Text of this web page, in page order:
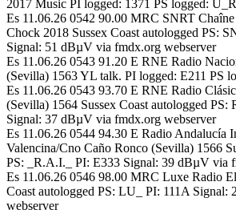
2017 Music PI logged: 1371 PS logged:
Es 11.06.26 0542 90.00 MRC SNRT
Chock 2018 Sussex Coast autologged PS:
Signal: 51 dBµV via fmdx.org webserver
Es 11.06.26 0543 91.20 E RNE Radio
(Sevilla) 1563 YL talk. PI logged: E211 PS
Es 11.06.26 0543 93.70 E RNE Radio
(Sevilla) 1564 Sussex Coast autologged
Signal: 37 dBµV via fmdx.org webserver
Es 11.06.26 0544 94.30 E Radio Andalucía
Valencina/Cno Caño Ronco (Sevilla) 1566
PS: _R.A.I._ PI: E333 Signal: 39 dBµV via
Es 11.06.26 0546 98.00 MRC Luxe Radio
Coast autologged PS: LU_ PI: 111A
webserver